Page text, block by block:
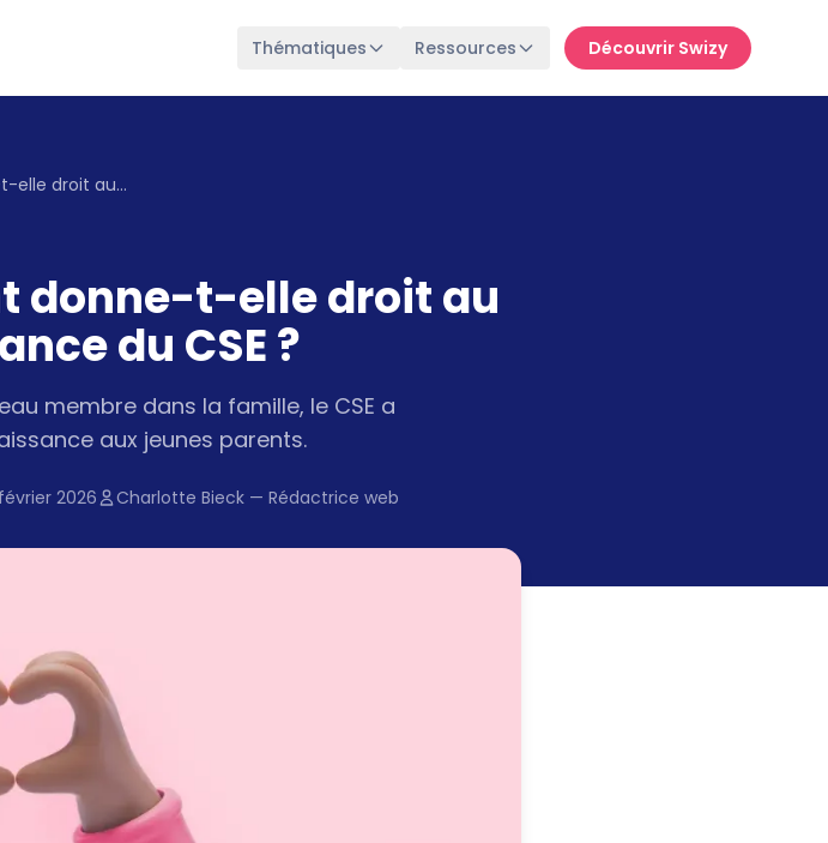
Thématiques Ressources Découvrir Swizy
L'adoption d'un enfant donne-t-elle droit au chèque cadeau naissance du CSE ?
donne-t-elle droit au
du CSE ?
membre dans la famille, le CSE a
aux jeunes parents.
2026 Charlotte Bieck — Rédactrice web